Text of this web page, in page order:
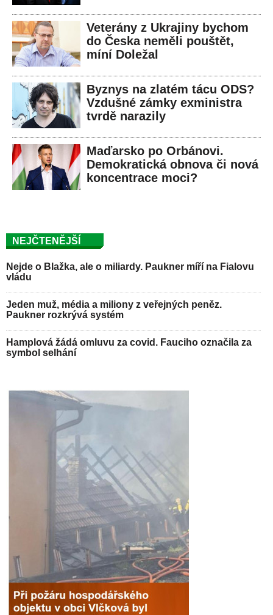
Veterány z Ukrajiny bychom
do Česka neměli pouštět,
míní Doležal
Byznys na zlatém tácu ODS?
Vzdušné zámky exministra
tvrdě narazily
Maďarsko po Orbánovi.
Demokratická obnova či nová
koncentrace moci?
NEJČTENĚJŠÍ
Nejde o Blažka, ale o miliardy. Paukner míří na Fialovu
vládu
Jeden muž, média a miliony z veřejných peněz.
Paukner rozkrývá systém
Hamplová žádá omluvu za covid. Fauciho označila za
symbol selhání